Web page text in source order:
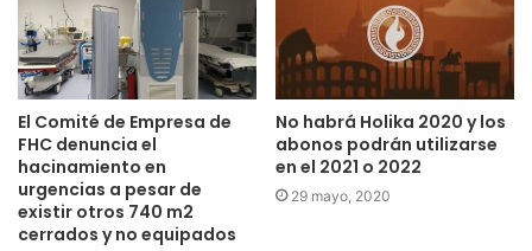
Lugar: Plaza San Isidro.
23:00 horas.- Disco Móvil Infantil y a continuación Toro
de Fuego para los más pequeños.
Lugar: C/ Nuestra Señora de Yerga.
00:00 horas.- Colección de Fuegos Artificiales a cargo
de la Pirotecnia Tomás.
Lugar: C/ Paraíso.
Patrocina: Ayuntamiento de Autol.
El Comité de Empresa de
FHC denuncia el
hacinamiento en
urgencias a pesar de
existir otros 740 m2
cerrados y no equipados
No habrá Holika 2020 y los
abonos podrán utilizarse
en el 2021 o 2022
29 mayo, 2020